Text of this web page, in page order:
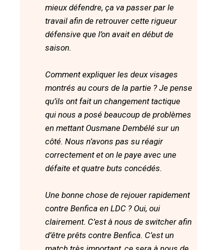
mieux défendre, ça va passer par le
travail afin de retrouver cette rigueur
défensive que l’on avait en début de
saison.
Comment expliquer les deux visages
montrés au cours de la partie ? Je pense
qu’ils ont fait un changement tactique
qui nous a posé beaucoup de problèmes
en mettant Ousmane Dembélé sur un
côté. Nous n’avons pas su réagir
correctement et on le paye avec une
défaite et quatre buts concédés.
Une bonne chose de rejouer rapidement
contre Benfica en LDC ? Oui, oui
clairement. C’est à nous de switcher afin
d’être prêts contre Benfica. C’est un